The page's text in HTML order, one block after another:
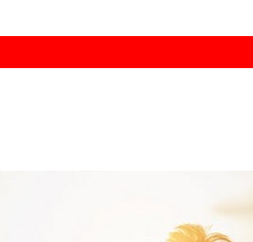
دادند
شمال دریای سرخ منتقل کرد